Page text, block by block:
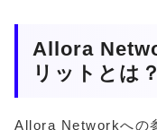
Allora
リットとは？
Allora Networkへの